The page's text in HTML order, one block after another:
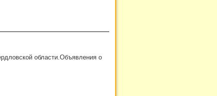
области.Объявления о